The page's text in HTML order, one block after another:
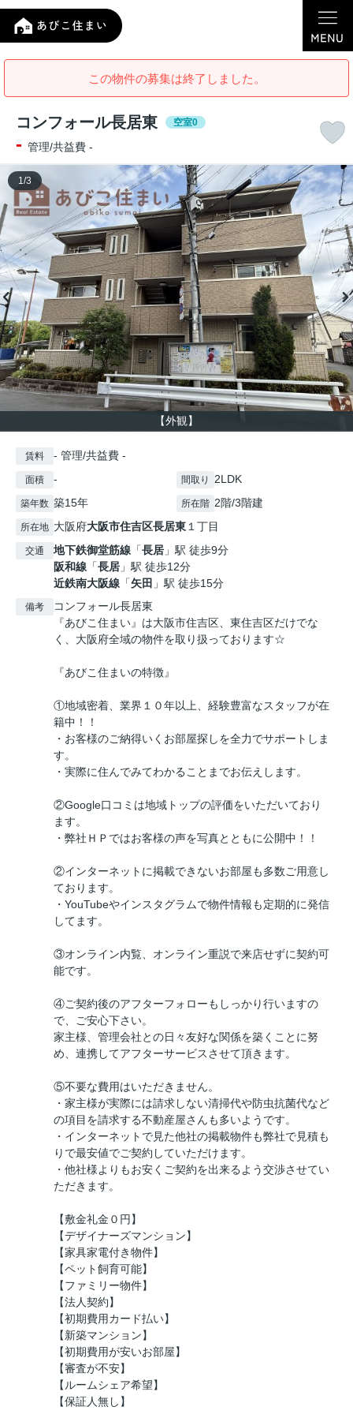
この物件の募集は終了しました。
コンフォール長居東 空室0
- 管理/共益費 -
【外観】
1 /3
賃料 - 管理/共益費 -
面積 - 間取り 2LDK
築年数 築15年 所在階 2階/3階建
所在地 大阪府大阪市住吉区長居東 １丁目
交通 地下鉄御堂筋線 「長居 」駅 徒歩9分
阪和線 「長居 」駅 徒歩12分
近鉄南大阪線 「矢田 」駅 徒歩15分
備考
コンフォール長居東
『あびこ住まい』は大阪市住吉区、東住吉区だけでな
く、大阪府全域の物件を取り扱っております☆
『あびこ住まいの特徴』
①地域密着、業界１０年以上、経験豊富なスタッフが在
籍中！！
・お客様のご納得いくお部屋探しを全力でサポートしま
す。
・実際に住んでみてわかることまでお伝えします。
②Google口コミは地域トップの評価をいただいており
ます。
・弊社ＨＰではお客様の声を写真とともに公開中！！
②インターネットに掲載できないお部屋も多数ご用意し
ております。
・YouTubeやインスタグラムで物件情報も定期的に発信
してます。
③オンライン内覧、オンライン重説で来店せずに契約可
能です。
④ご契約後のアフターフォローもしっかり行いますの
で、ご安心下さい。
家主様、管理会社との日々友好な関係を築くことに努
め、連携してアフターサービスさせて頂きます。
⑤不要な費用はいただきません。
・家主様が実際には請求しない清掃代や防虫抗菌代など
の項目を請求する不動産屋さんも多いようです。
・インターネットで見た他社の掲載物件も弊社で見積も
りで最安値でご契約していただけます。
・他社様よりもお安くご契約を出来るよう交渉させてい
ただきます。
【敷金礼金０円】
【デザイナーズマンション】
【家具家電付き物件】
【ペット飼育可能】
【ファミリー物件】
【法人契約】
【初期費用カード払い】
【新築マンション】
【初期費用が安いお部屋】
【審査が不安】
【ルームシェア希望】
【保証人無し】